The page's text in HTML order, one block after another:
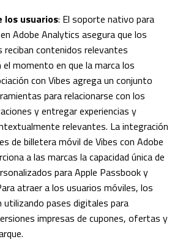
los usuarios: El soporte nativo para
Adobe Analytics asegura que los
reciban contenidos relevantes
momento en que la marca los
con Vibes agrega un conjunto
para relacionarse con los
y entregar experiencias y
relevantes. La integración
de billetera móvil de Vibes con Adobe
a las marcas la capacidad única de
para Apple Passbook y
atraer a los usuarios móviles, los
pases digitales para
impresas de cupones, ofertas y